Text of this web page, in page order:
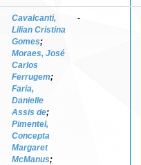
Cavalcanti,
Lilian Cristina
Gomes;
Moraes, José
Carlos
Ferrugem;
Faria,
Danielle
Assis de;
Pimentel,
Concepta
Margaret
McManus;
-